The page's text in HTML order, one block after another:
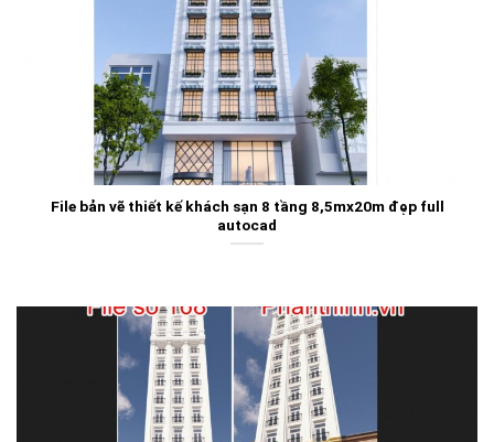
File bản vẽ thiết kế khách sạn 8 tầng 8,5mx20m đẹp full
autocad